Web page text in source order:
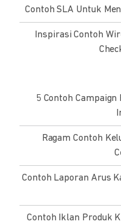
Contoh SLA Untuk
Inspirasi Contoh
5 Contoh
Ragam Contoh
Contoh Laporan Arus
Contoh Iklan Produk